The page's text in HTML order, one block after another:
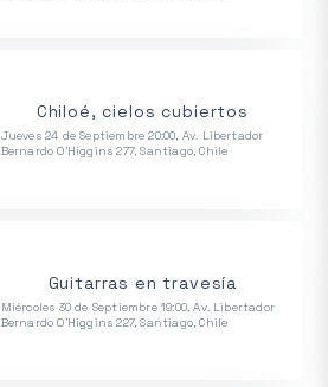
Chiloé, cielos cubiertos
Jueves 24 de Septiembre 20:00, Av. Libertador
Bernardo O'Higgins 277, Santiago, Chile
Guitarras en travesía
Miércoles 30 de Septiembre 19:00, Av. Libertador
Bernardo O'Higgins 227, Santiago, Chile